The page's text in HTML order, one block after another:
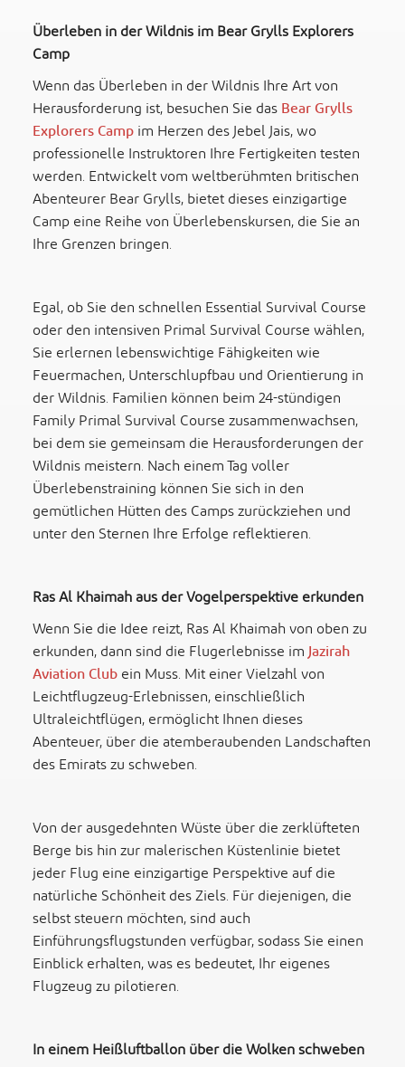
Überleben in der Wildnis im Bear Grylls Explorers
Camp
Wenn das Überleben in der Wildnis Ihre Art von
Herausforderung ist, besuchen Sie dasBear Grylls
Explorers Campim Herzen des Jebel Jais, wo
professionelle Instruktoren Ihre Fertigkeiten testen
werden. Entwickelt vom weltberühmten britischen
Abenteurer Bear Grylls, bietet dieses einzigartige
Camp eine Reihe von Überlebenskursen, die Sie an
Ihre Grenzen bringen.
Egal, ob Sie den schnellen Essential Survival Course
oder den intensiven Primal Survival Course wählen,
Sie erlernen lebenswichtige Fähigkeiten wie
Feuermachen, Unterschlupfbau und Orientierung in
der Wildnis. Familien können beim 24-stündigen
Family Primal Survival Course zusammenwachsen,
bei dem sie gemeinsam die Herausforderungen der
Wildnis meistern. Nach einem Tag voller
Überlebenstraining können Sie sich in den
gemütlichen Hütten des Camps zurückziehen und
unter den Sternen Ihre Erfolge reflektieren.
Ras Al Khaimah aus der Vogelperspektive erkunden
Wenn Sie die Idee reizt, Ras Al Khaimah von oben zu
erkunden, dann sind die Flugerlebnisse imJazirah
Aviation Clubein Muss. Mit einer Vielzahl von
Leichtflugzeug-Erlebnissen, einschließlich
Ultraleichtflügen, ermöglicht Ihnen dieses
Abenteuer, über die atemberaubenden Landschaften
des Emirats zu schweben.
Von der ausgedehnten Wüste über die zerklüfteten
Berge bis hin zur malerischen Küstenlinie bietet
jeder Flug eine einzigartige Perspektive auf die
natürliche Schönheit des Ziels. Für diejenigen, die
selbst steuern möchten, sind auch
Einführungsflugstunden verfügbar, sodass Sie einen
Einblick erhalten, was es bedeutet, Ihr eigenes
Flugzeug zu pilotieren.
In einem Heißluftballon über die Wolken schweben